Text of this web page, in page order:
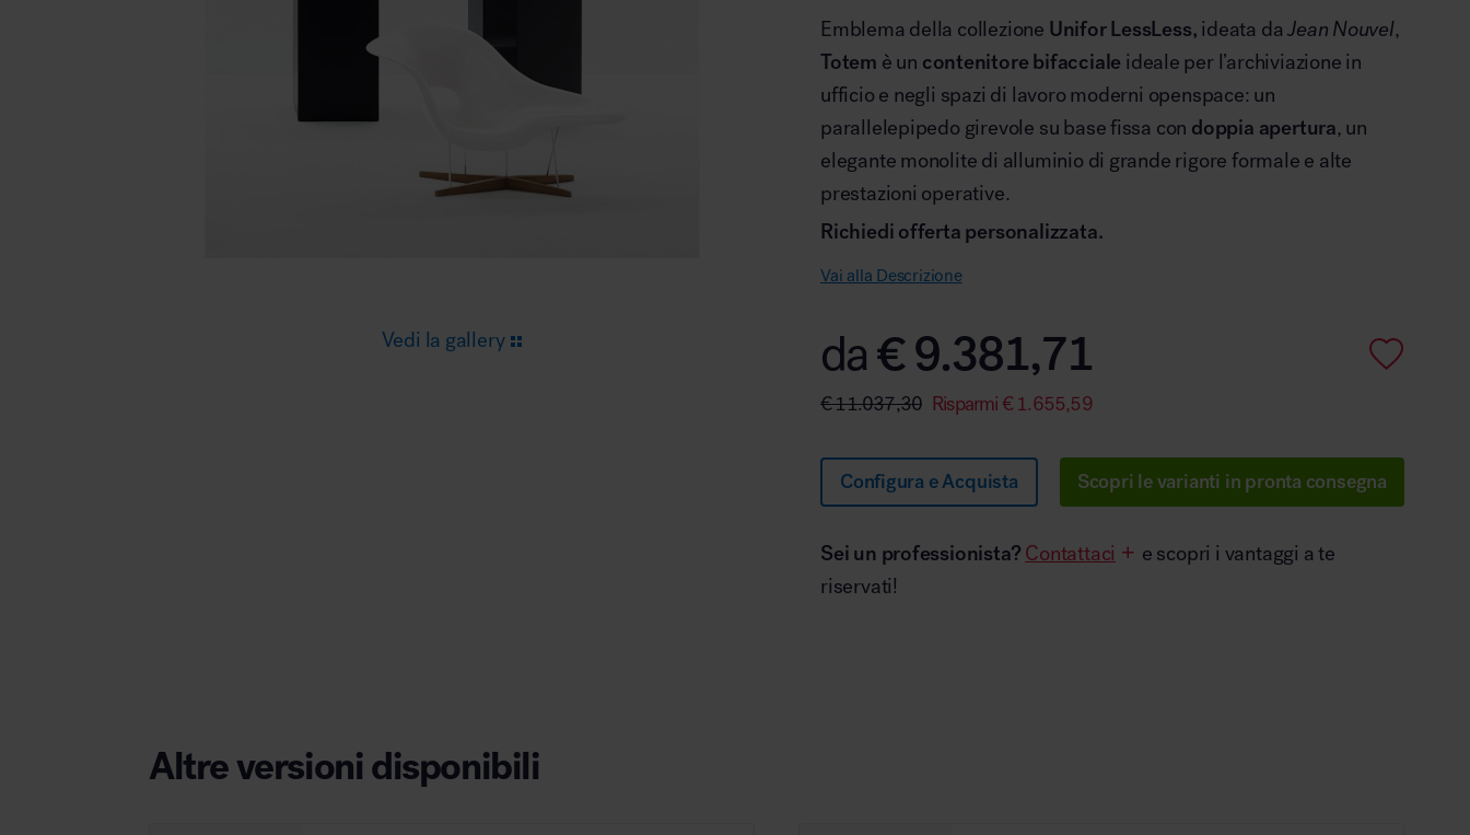
Arredo area reception
Vedi la gallery
Emblema della collezione Unifor LessLess, ideata daJean Nouvel,
Totem è un contenitore bifacciale ideale per l’archiviazione in
ufficio e negli spazi di lavoro moderni openspace: un
parallelepipedo girevole su base fissa con doppia apertura, un
elegante monolite di alluminio di grande rigore formale e alte
prestazioni operative.
Richiedi offerta personalizzata.
Vai alla Descrizione
da€9.381,71
€11.037,30 Risparmi€ 1.655,59
Scopri le varianti in pronta consegna
Configura e Acquista
Sei un professionista? Contattaci
e scopri i vantaggi a te
riservati!
Altre versioni disponibili